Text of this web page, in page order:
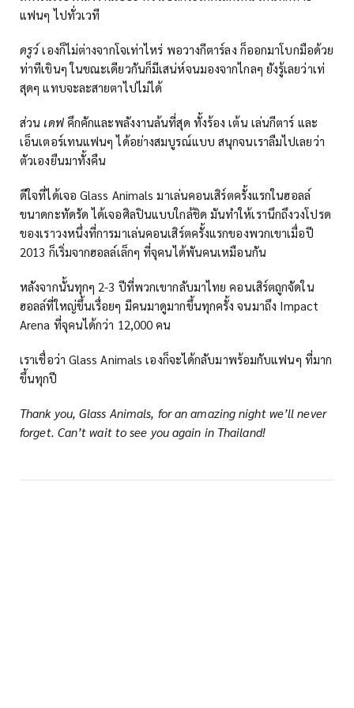
แฟนๆ ไปทั่วเวที
ดรูว์เองก็ไม่ต่างจากโจเท่าไหร่ พอวางกีตาร์ลง ก็ออกมาโบกมือด้วย
ท่าทีเขินๆ ในขณะเดียวกันก็มีเสน่ห์จนมองจากไกลๆ ยังรู้เลยว่าเท่
สุดๆ แทบจะละสายตาไปไม่ได้
ส่วนเดฟคึกคักและพลังงานล้นที่สุด ทั้งร้อง เต้น เล่นกีตาร์ และ
เอ็นเตอร์เทนแฟนๆ ได้อย่างสมบูรณ์แบบ สนุกจนเราลืมไปเลยว่า
ตัวเองยืนมาทั้งคืน
ดีใจที่ได้เจอ Glass Animals มาเล่นคอนเสิร์ตครั้งแรกในฮอลล์
ขนาดกะทัดรัด ได้เจอศิลปินแบบใกล้ชิด มันทำให้เรานึกถึงวงโปรด
ของเราวงหนึ่งที่การมาเล่นคอนเสิร์ตครั้งแรกของพวกเขาเมื่อปี
2013 ก็เริ่มจากฮอลล์เล็กๆ ที่จุคนได้พันคนเหมือนกัน
หลังจากนั้นทุกๆ 2-3 ปีที่พวกเขากลับมาไทย คอนเสิร์ตถูกจัดใน
ฮอลล์ที่ใหญ่ขึ้นเรื่อยๆ มีคนมาดูมากขึ้นทุกครั้ง จนมาถึง Impact
Arena ที่จุคนได้กว่า 12,000 คน
เราเชื่อว่า Glass Animals เองก็จะได้กลับมาพร้อมกับแฟนๆ ที่มาก
ขึ้นทุกปี
Thank you, Glass Animals, for an amazing night we’ll never
forget. Can’t wait to see you again in Thailand!